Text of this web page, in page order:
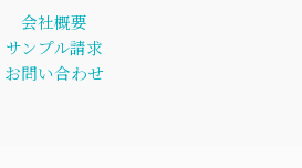
会社概要
サンプル請求
お問い合わせ